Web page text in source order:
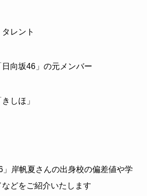
レント
向坂46」の元メンバー
しほ」
」岸帆夏さんの出身校の偏差値や学
どをご紹介いたします